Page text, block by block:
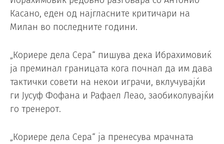
Касано, еден од најгласните критичари на
Милан во последните години.
„Кориере дела Сера“ пишува дека Ибрахимовиќ
ја преминал границата кога почнал да им дава
тактички совети на некои играчи, вклучувајќи
ги Јусуф Фофана и Рафаел Леао, заобиколувајќи
го тренерот.
„Кориере дела Сера“ ја пренесува мрачната